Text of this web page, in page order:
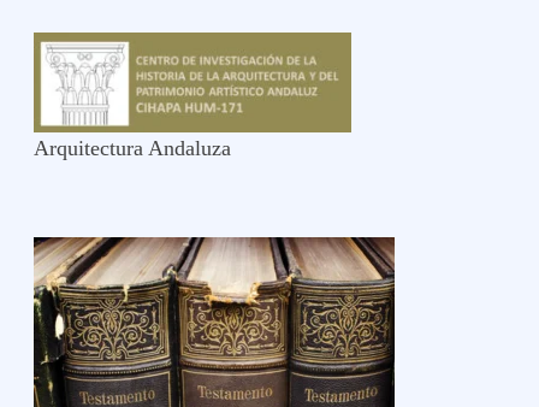
Arquitectura Andaluza